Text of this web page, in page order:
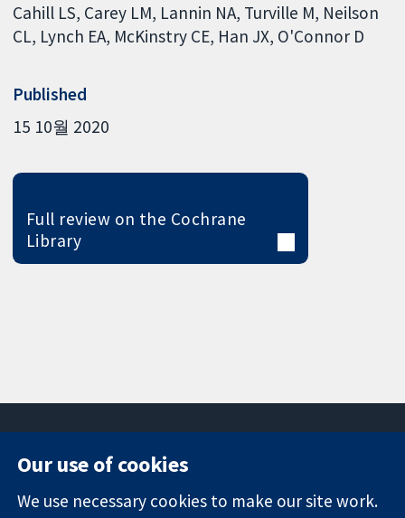
Cahill LS Carey LM Lannin NA Turville M Neilson
CL Lynch EA McKinstry CE Han JX O'Connor D
Published
15 10월 2020
Full review on the Cochrane
Library
Square
News
Our use of cookies
We use necessary cookies to make our site work.